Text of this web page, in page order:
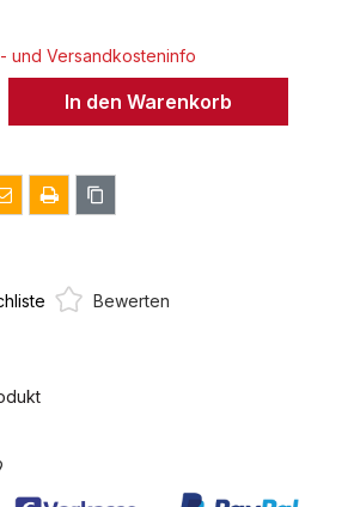
und Versandkosteninfo
Gib den
In den Warenkorb
Bewerten